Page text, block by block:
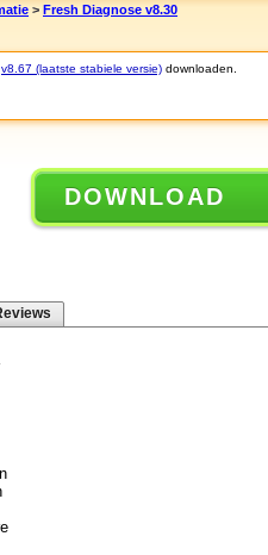
> Fresh Diagnose v8.30
v8.67 (laatste stabiele versie) downloaden.
DOWNLOAD